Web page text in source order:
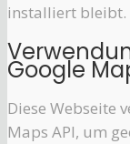
installiert bleibt.
Google
Diese Webseite
Maps API, um